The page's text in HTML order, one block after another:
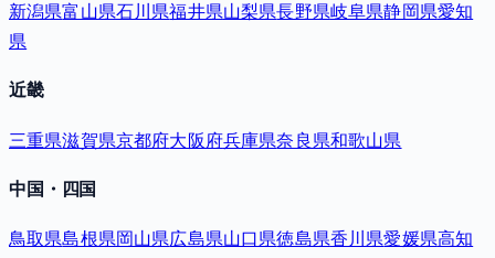
新潟県富山県石川県福井県山梨県長野県岐阜県静岡県愛知
県
近畿
三重県滋賀県京都府大阪府兵庫県奈良県和歌山県
中国・四国
鳥取県島根県岡山県広島県山口県徳島県香川県愛媛県高知